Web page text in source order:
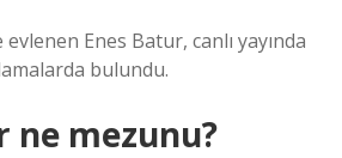
Enes Batur, canlı yayında
bulundu.
ne mezunu?